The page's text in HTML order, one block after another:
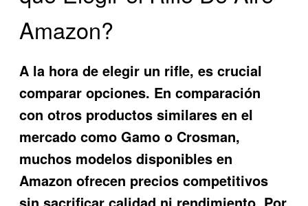
Amazon?
A la hora de elegir un rifle, es crucial
comparar opciones. En comparación
con otros productos similares en el
mercado como Gamo o Crosman,
muchos modelos disponibles en
Amazon ofrecen precios competitivos